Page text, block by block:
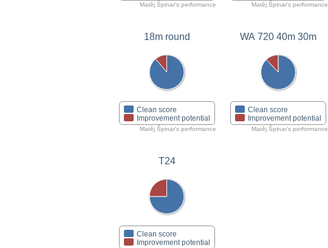
Matěj Špinar's performance Matěj Špinar's performance
18m round
Clean score
Improvement potential
Matěj Špinar's performance
WA 720 40m 30m
Clean score
Improvement potential
Matěj Špinar's performance
T24
Clean score
Improvement potential